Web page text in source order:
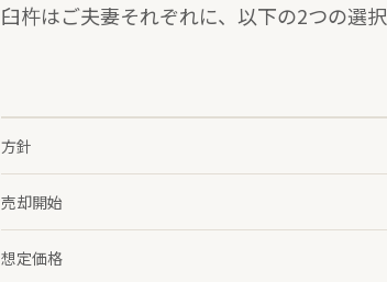
臼杵はご夫妻それぞれに、以下の2つの選
方針
売却開始
想定価格